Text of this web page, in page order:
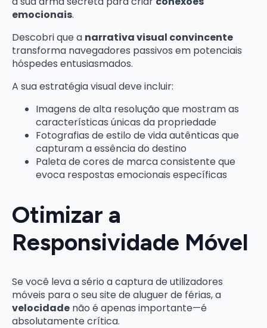
emocionais.
Descobri que a narrativa visual convincente
transforma navegadores passivos em potenciais
hóspedes entusiasmados.
A sua estratégia visual deve incluir:
Imagens de alta resolução que mostram as
características únicas da propriedade
Fotografias de estilo de vida autênticas que
capturam a essência do destino
Paleta de cores de marca consistente que
evoca respostas emocionais específicas
Otimizar a
Responsividade Móvel
Se você leva a sério a captura de utilizadores
móveis para o seu site de aluguer de férias, a
velocidade não é apenas importante—é
absolutamente crítica.